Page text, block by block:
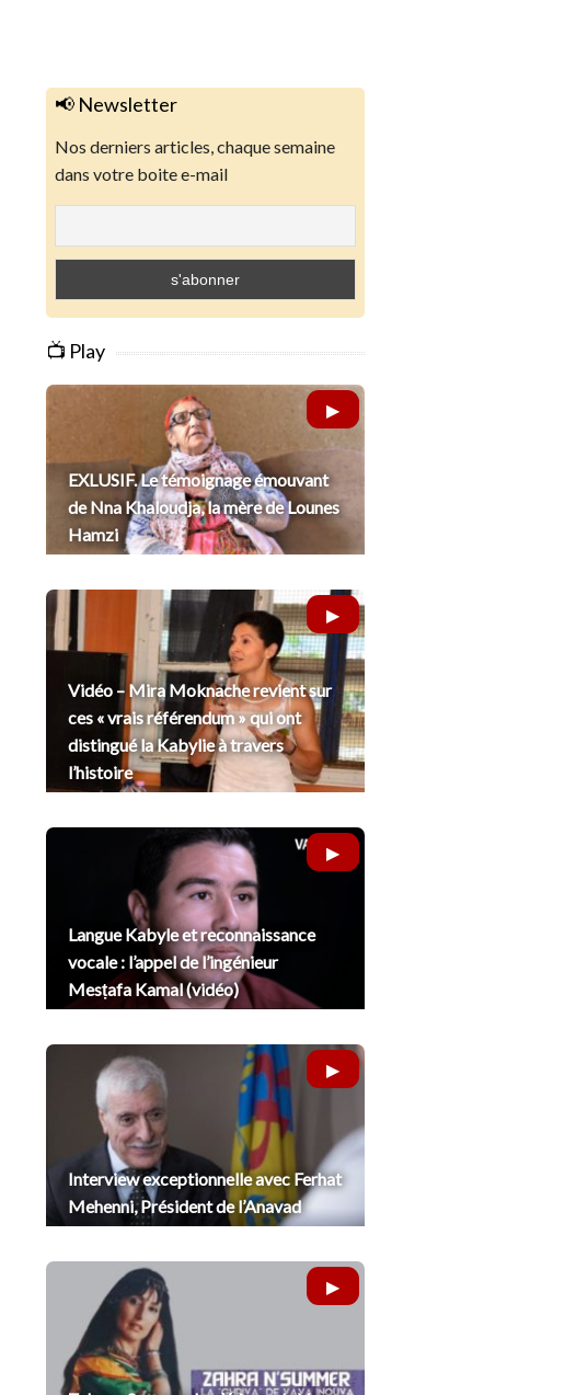
📢 Newsletter
Nos derniers articles, chaque semaine
dans votre boite e-mail
📺 Play
EXLUSIF. Le témoignage émouvant
de Nna Khaloudja, la mère de Lounes
Hamzi
Vidéo – Mira Moknache revient sur
ces « vrais référendum » qui ont
distingué la Kabylie à travers
l’histoire
Langue Kabyle et reconnaissance
vocale : l’appel de l’ingénieur
Mesṭafa Kamal (vidéo)
Interview exceptionnelle avec Ferhat
Mehenni, Président de l’Anavad